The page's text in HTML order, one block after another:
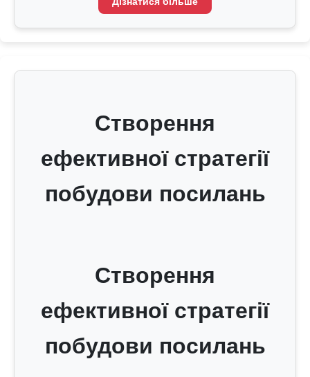
Створення
ефективної стратегії
побудови посилань
Створення
ефективної стратегії
побудови посилань